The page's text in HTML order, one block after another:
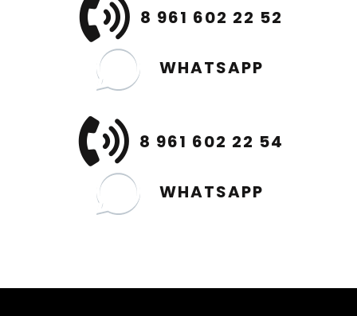
8 961 602 22 52
WHATSAPP
8 961 602 22 54
WHATSAPP